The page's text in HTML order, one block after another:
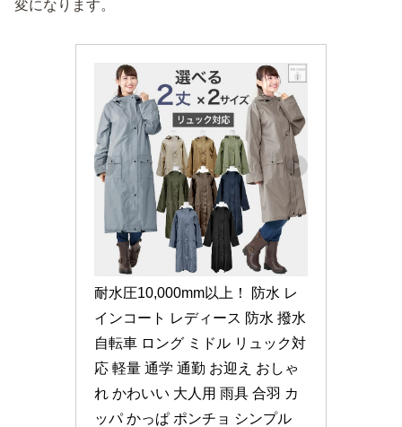
変になります。
耐水圧10,000mm以上！ 防水 レ
インコート レディース 防水 撥水
自転車 ロング ミドル リュック対
応 軽量 通学 通勤 お迎え おしゃ
れ かわいい 大人用 雨具 合羽 カ
ッパ かっぱ ポンチョ シンプル